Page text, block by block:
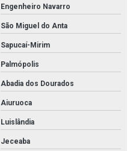
Engenheiro Navarro
São Miguel do Anta
Sapucaí-Mirim
Palmópolis
Abadia dos Dourados
Aiuruoca
Luislândia
Jeceaba